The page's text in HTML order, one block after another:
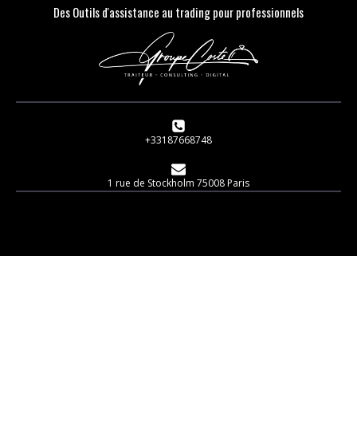
Des Outils d'assistance au trading pour professionnels
+33187668748
1 rue de Stockholm 75008 Paris